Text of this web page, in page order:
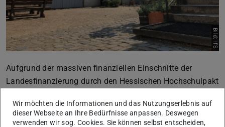
Bild: IfS
Aufgrund der massiven finanziellen Einschnitte der
Landesfinanzierung durch den Hessischen Hochschulpakt
Beschlüsse für strukturelle Kürzungen gefasst: Das
Institut für Sportwissenschaft (IfS) wird zum
Wir möchten die Informationen und das Nutzungserlebnis auf
dieser Webseite an Ihre Bedürfnisse anpassen. Deswegen
verwenden wir sog. Cookies. Sie können selbst entscheiden,